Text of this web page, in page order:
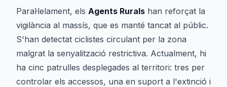
Paral·lelament, els Agents Rurals han reforçat la
vigilància al massís, que es manté tancat al públic.
S'han detectat ciclistes circulant per la zona
malgrat la senyalització restrictiva. Actualment, hi
ha cinc patrulles desplegades al territori: tres per
controlar els accessos, una en suport a l'extinció i